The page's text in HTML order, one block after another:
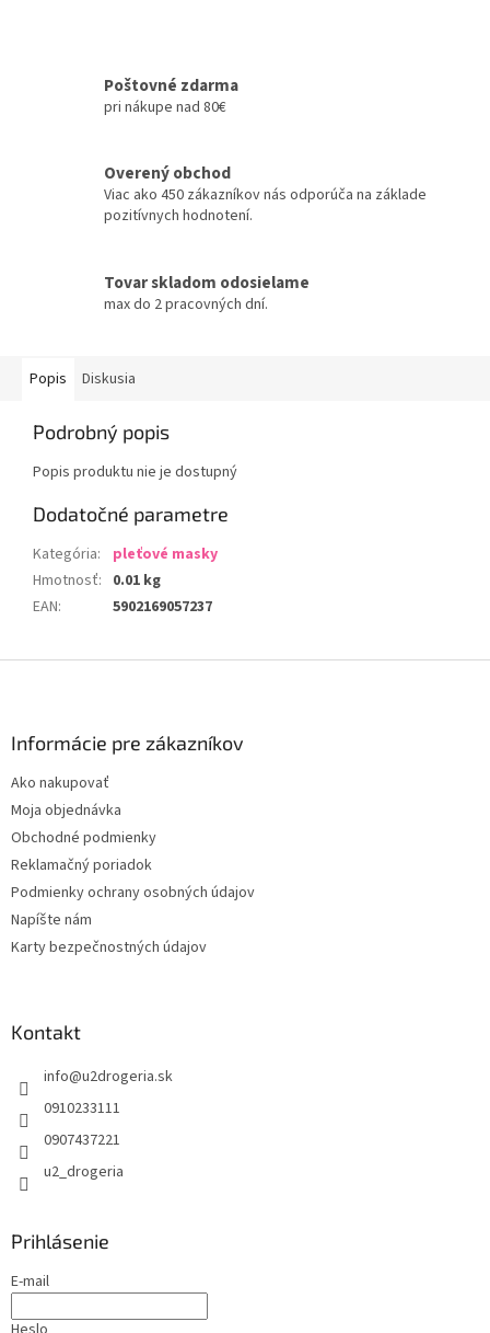
Poštovné zdarma
pri nákupe nad 80€
Overený obchod
Viac ako 450 zákazníkov nás odporúča na základe
pozitívnych hodnotení.
Tovar skladom odosielame
max do 2 pracovných dní.
Popis Diskusia
Podrobný popis
Popis produktu nie je dostupný
Dodatočné parametre
Kategória:
pleťové masky
Hmotnosť: 0.01 kg
EAN: 5902169057237
Informácie pre zákazníkov
Ako nakupovať
Moja objednávka
Obchodné podmienky
Reklamačný poriadok
Podmienky ochrany osobných údajov
Napíšte nám
Karty bezpečnostných údajov
Kontakt
info@u2drogeria.sk
0910233111
0907437221
u2_drogeria
Prihlásenie
E-mail